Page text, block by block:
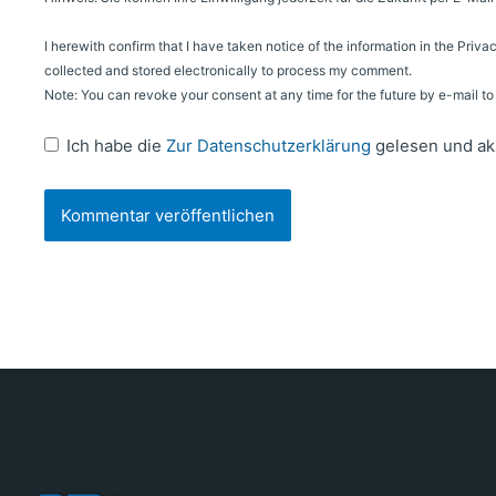
I herewith confirm that I have taken notice of the information in the
collected and stored electronically to process my comment.
Note: You can revoke your consent at any time for the future by e-mail
Ich habe die Zur Datenschutzerklärung gelesen und